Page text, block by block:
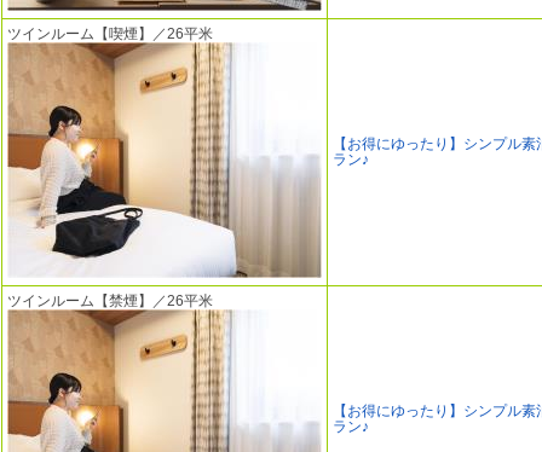
ツインルーム【喫煙】／26平米
【お得にゆったり】シンプル素
ラン♪
ツインルーム【禁煙】／26平米
【お得にゆったり】シンプル素
ラン♪